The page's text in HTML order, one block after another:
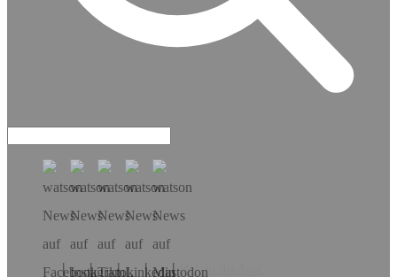
Hol dir die App!